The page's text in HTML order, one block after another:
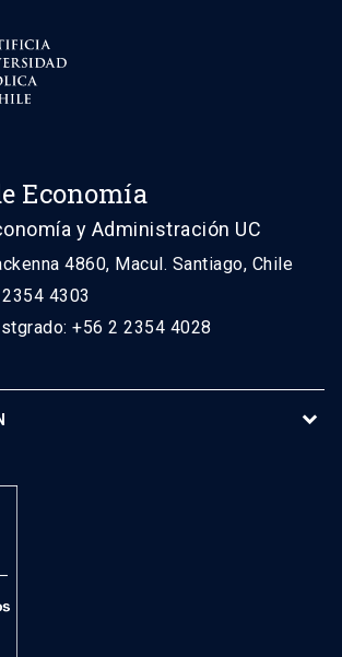
Economía
y Administración UC
4860, Macul. Santiago, Chile
4303
+56 2 2354 4028